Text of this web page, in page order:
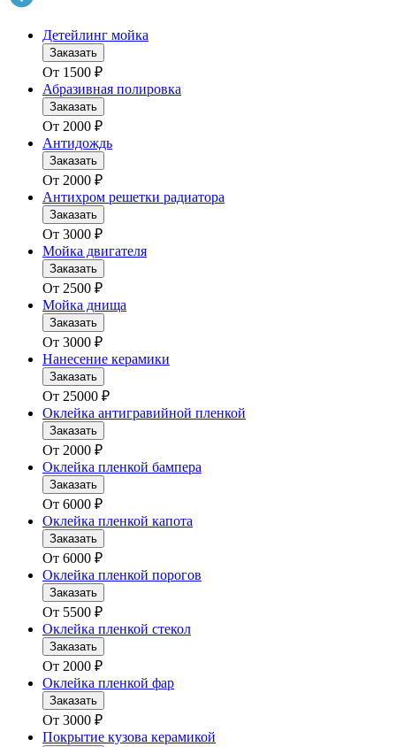
Детейлинг мойка
Заказать
От 1500 ₽
Абразивная полировка
Заказать
От 2000 ₽
Антидождь
Заказать
От 2000 ₽
Антихром решетки радиатора
Заказать
От 3000 ₽
Мойка двигателя
Заказать
От 2500 ₽
Мойка днища
Заказать
От 3000 ₽
Нанесение керамики
Заказать
От 25000 ₽
Оклейка антигравийной пленкой
Заказать
От 2000 ₽
Оклейка пленкой бампера
Заказать
От 6000 ₽
Оклейка пленкой капота
Заказать
От 6000 ₽
Оклейка пленкой порогов
Заказать
От 5500 ₽
Оклейка пленкой стекол
Заказать
От 2000 ₽
Оклейка пленкой фар
Заказать
От 3000 ₽
Покрытие кузова керамикой